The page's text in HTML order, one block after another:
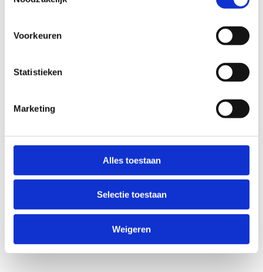
Voorkeuren
Statistieken
Marketing
Alles toestaan
Selectie toestaan
Weigeren